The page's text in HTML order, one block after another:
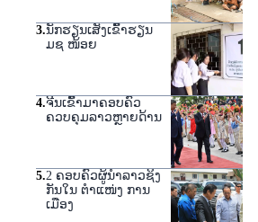
3.ນັກຮຽນເສັງເຂົ້າຮຽນ
ມຊ ໜ້ອຍ
4.ຈີນເຂົ້າມາຄອບຄົວ
ຄວບຄຸມລາວຫຼາຍດ້ານ
5.2 ຄອບຄົວຜູ້ນໍາລາວຊິງ
ກັນໃນ ຕໍາແໜ່ງ ການ
ເມືອງ